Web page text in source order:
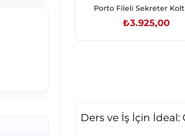
Porto Fileli Sekreter
₺3.925,00
Ders ve İş İçin İdeal: